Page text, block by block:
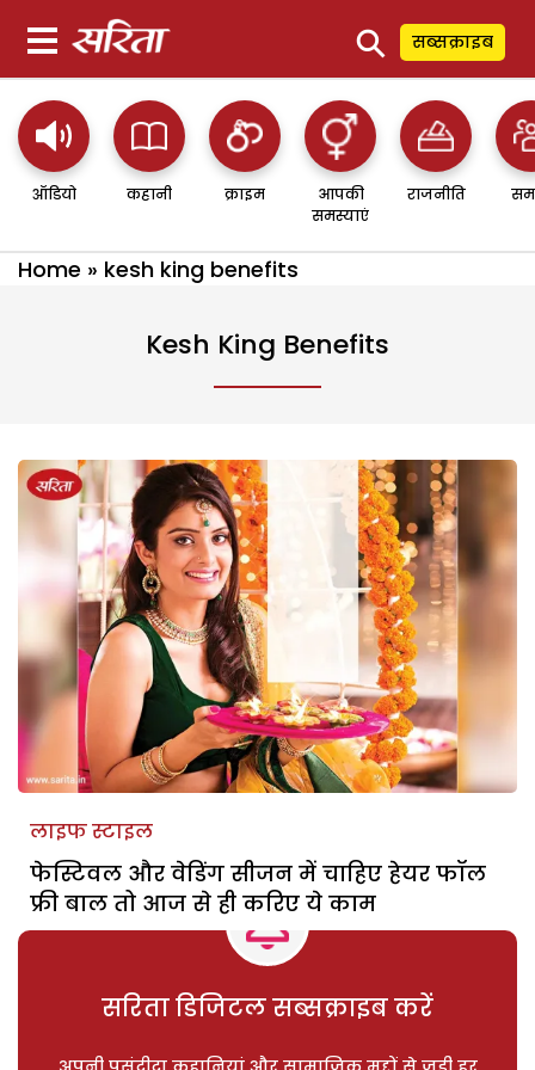
⚲ सब्सक्राइब
ऑडियो कहानी क्राइम
आपकी
समस्याएं
राजनीति
Home » kesh king benefits
Kesh King Benefits
लाइफ स्टाइल
फेस्टिवल और वेडिंग सीजन में चाहिए हेयर फॉल
फ्री बाल तो आज से ही करिए ये काम
सरिता डिजिटल सब्सक्राइब करें